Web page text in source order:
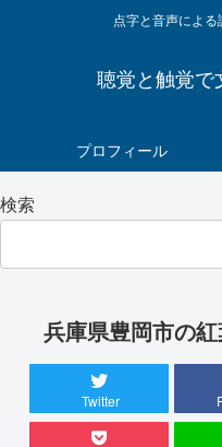
点字と音声によ
聴覚と触覚で
プロフィール
検索
兵庫県豊岡市の
Twitter